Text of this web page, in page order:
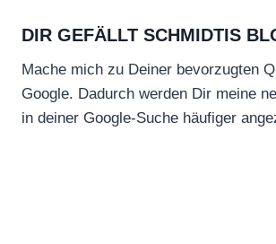
DIR GEFÄLLT SCHMIDTIS
Mache mich zu Deiner bevorzugten
Google. Dadurch werden Dir meine
in deiner Google-Suche häufiger